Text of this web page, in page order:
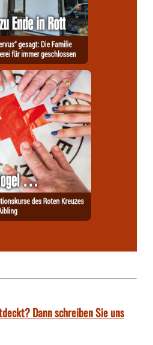
Dann schreiben Sie uns